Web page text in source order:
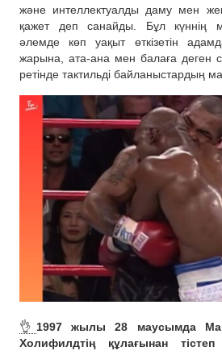
және интеллектуалды даму мен
қажет деп санайды. Бұл күннің
әлемде көп уақыт өткізетін
жарына, ата-ана мен балаға деген
ретінде тактильді байланыстардың
👌 1997 жылы 28 маусымда
Холифилдтің құлағынан